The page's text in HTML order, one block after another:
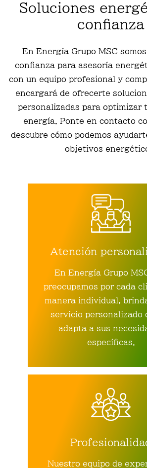
Soluciones
confianza
En Energía Grupo MSC
confianza para asesoría
con un equipo profesional y
encargará de ofrecerte
personalizadas para optimizar
energía. Ponte en contacto
descubre cómo podemos
objetivos
Atención
En Energía Grupo
preocupamos por cada
manera individual,
servicio personalizado
adapta a sus
específicas.
Nuestro equipo de